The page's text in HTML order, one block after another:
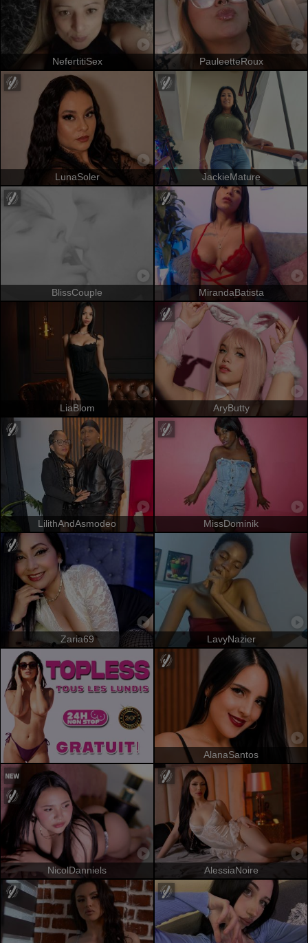
NefertitiSex PauleetteRoux
LunaSoler JackieMature
BlissCouple MirandaBatista
LiaBlom AryButty
LilithAndAsmodeo MissDominik
Zaria69 LavyNazier
AlanaSantos
NicolDanniels AlessiaNoire